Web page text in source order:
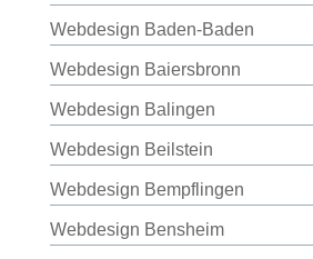
Webdesign Baden-Baden
Webdesign Baiersbronn
Webdesign Balingen
Webdesign Beilstein
Webdesign Bempflingen
Webdesign Bensheim